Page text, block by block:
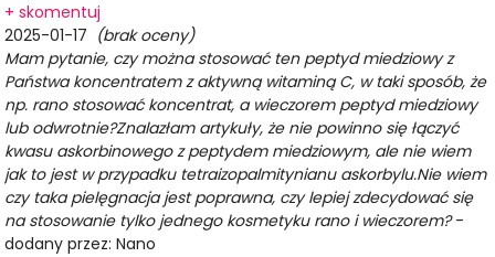
+ skomentuj
2025-01-17 (brak oceny)
Mam pytanie, czy można stosować ten peptyd miedziowy z
Państwa koncentratem z aktywną witaminą C, w taki sposób, że
np. rano stosować koncentrat, a wieczorem peptyd miedziowy
lub odwrotnie?Znalazłam artykuły, że nie powinno się łączyć
kwasu askorbinowego z peptydem miedziowym, ale nie wiem
jak to jest w przypadku tetraizopalmitynianu askorbylu.Nie wiem
czy taka pielęgnacja jest poprawna, czy lepiej zdecydować się
na stosowanie tylko jednego kosmetyku rano i wieczorem?-
dodany przez: Nano